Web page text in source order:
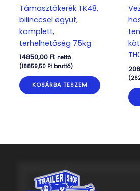
Támasztókerék TK48,
bilinccsel együt,
komplett,
terhelhetőség 75kg
14850,00 Ft nettó
(18859,50 Ftbruttó)
KOSÁRBA TESZEM
(